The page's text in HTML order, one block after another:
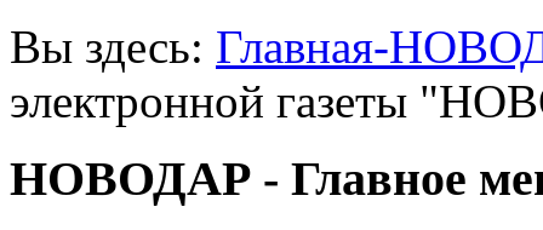
Вы здесь: Главная-
электронной газеты
НОВОДАР - Главное